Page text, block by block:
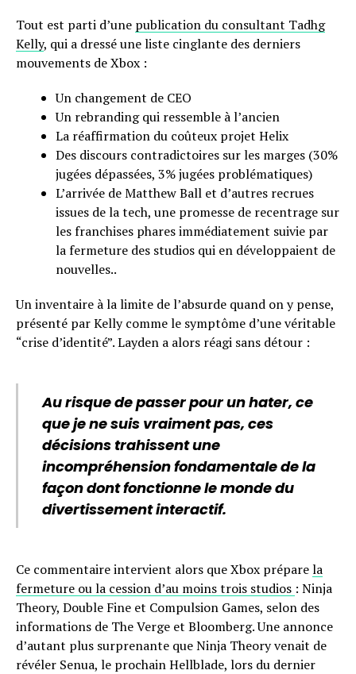
Tout est parti d’une publication du consultant Tadhg
Kelly, qui a dressé une liste cinglante des derniers
mouvements de Xbox :
Un changement de CEO
Un rebranding qui ressemble à l’ancien
La réaffirmation du coûteux projet Helix
Des discours contradictoires sur les marges (30%
jugées dépassées, 3% jugées problématiques)
L’arrivée de Matthew Ball et d’autres recrues
issues de la tech, une promesse de recentrage sur
les franchises phares immédiatement suivie par
la fermeture des studios qui en développaient de
nouvelles..
Un inventaire à la limite de l’absurde quand on y pense,
présenté par Kelly comme le symptôme d’une véritable
“crise d’identité”. Layden a alors réagi sans détour :
Au risque de passer pour un hater, ce
que je ne suis vraiment pas, ces
décisions trahissent une
incompréhension fondamentale de la
façon dont fonctionne le monde du
divertissement interactif.
Ce commentaire intervient alors que Xbox préparela
fermeture ou la cession d’au moins trois studios : Ninja
Theory, Double Fine et Compulsion Games, selon des
informations de The Verge et Bloomberg. Une annonce
d’autant plus surprenante que Ninja Theory venait de
révéler Senua, le prochain Hellblade, lors du dernier